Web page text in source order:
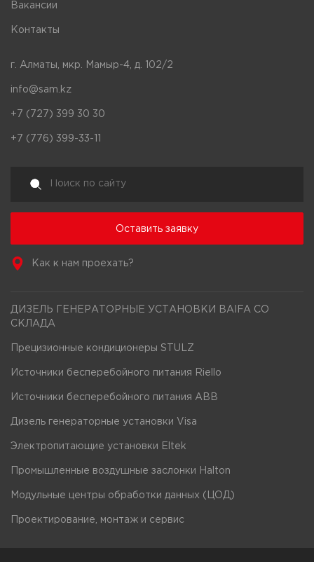
Вакансии
Контакты
г. Алматы, мкр. Мамыр-4, д. 102/2
info@sam.kz
+7 (727) 399 30 30
+7 (776) 399-33-11
Оставить заявку
Как к нам проехать?
ДИЗЕЛЬ ГЕНЕРАТОРНЫЕ УСТАНОВКИ BAIFA СО
СКЛАДА
Прецизионные кондиционеры STULZ
Источники бесперебойного питания Riello
Источники бесперебойного питания ABB
Дизель генераторные установки Visa
Электропитающие установки Eltek
Промышленные воздушные заслонки Halton
Модульные центры обработки данных (ЦОД)
Проектирование, монтаж и сервис